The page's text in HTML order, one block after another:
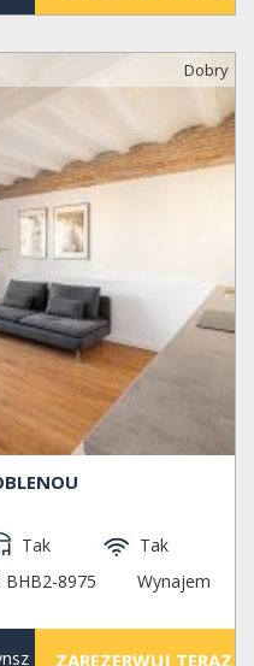
Dobry
Tak
Tak
BHB2-8975
Wynajem
ZAREZERWUJ TERAZ